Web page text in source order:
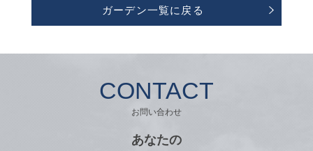
ガーデン一覧に戻る
CONTACT
お問い合わせ
あなたの